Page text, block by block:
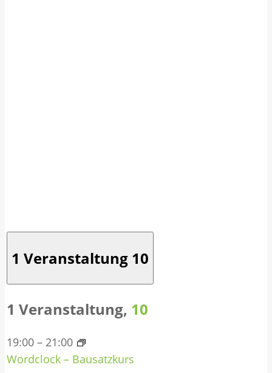
1 Veranstaltung 10
1 Veranstaltung, 10
19:00 – 21:00
Wordclock – Bausatzkurs